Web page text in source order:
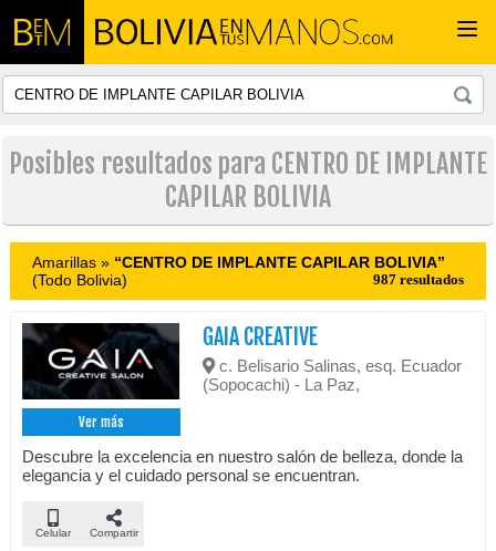
Posibles resultados para CENTRO DE IMPLANTE
CAPILAR BOLIVIA
Amarillas » “CENTRO DE IMPLANTE CAPILAR BOLIVIA”
(Todo Bolivia)
987 resultados
Ver más
GAIA CREATIVE
c. Belisario Salinas, esq. Ecuador
(Sopocachi) - La Paz,
Descubre la excelencia en nuestro salón de belleza, donde la
elegancia y el cuidado personal se encuentran.
Celular Compartir